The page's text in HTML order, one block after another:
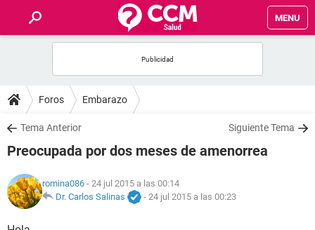
MENU
FOROS
SALUD
NUTRICIÓN
Foros Embarazo
Tema Anterior Siguiente Tema
Preocupada por dos meses de amenorrea
romina086 - 24 jul 2015 a las 00:14
Dr. Carlos Salinas
- 24 jul 2015 a las 00:23